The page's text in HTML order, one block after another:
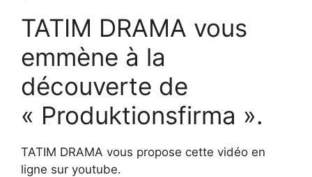
TATIM DRAMA vous
emmène à la
découverte de
« Produktionsfirma ».
TATIM DRAMA vous propose cette vidéo en
ligne sur youtube.